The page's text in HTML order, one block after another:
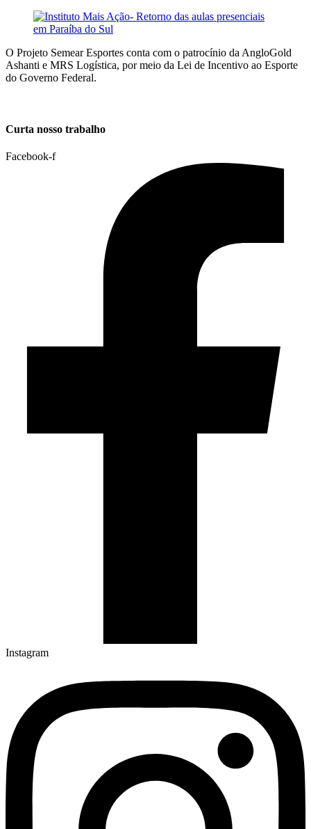
O Projeto Semear Esportes conta com o patrocínio da AngloGold
Ashanti e MRS Logística, por meio da Lei de Incentivo ao Esporte
do Governo Federal.
Curta nosso trabalho
Facebook-f
Instagram